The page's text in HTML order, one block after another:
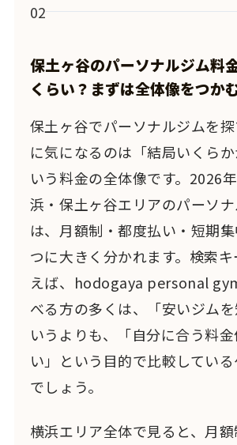
02
保土ヶ谷のパーソナルジム料
くらい？まずは全体像をつか
保土ヶ谷でパーソナルジムを
に気になるのは「結局いくら
いう料金の全体像です。2026
浜・保土ヶ谷エリアのパーソ
は、月額制・都度払い・短期
つに大きく分かれます。検索
えば、hodogaya personal
べる方の多くは、「安いジム
いうよりも、「自分に合う料
い」という目的で比較してい
でしょう。
横浜エリア全体で見ると、月